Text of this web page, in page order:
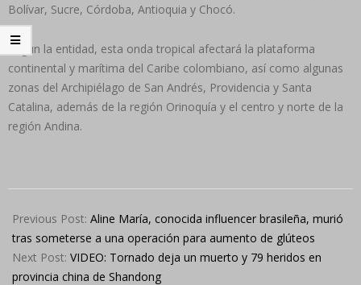
Bolívar, Sucre, Córdoba, Antioquia y Chocó.
Según la entidad, esta onda tropical afectará la plataforma
continental y marítima del Caribe colombiano, así como algunas
zonas del Archipiélago de San Andrés, Providencia y Santa
Catalina, además de la región Orinoquía y el centro y norte de la
región Andina.
07-
05
Previous Post: Aline María, conocida influencer brasileña, murió
tras someterse a una operación para aumento de glúteos
Next Post: VIDEO: Tornado deja un muerto y 79 heridos en
provincia china de Shandong